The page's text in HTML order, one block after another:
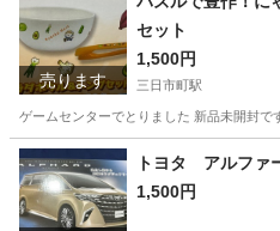
売ります
セット
1,500円
三日市町駅
ゲームセンターでとりました 新品未開封
大阪 河内長野市 三日市町駅
トヨタ アルファ
1,500円